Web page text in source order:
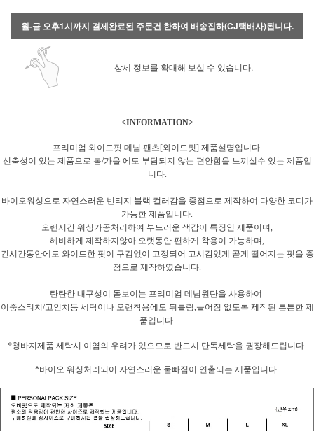
월-금 오후1시까지 결제완료된 주문건 한하여 배송집하(CJ택배사)됩니다.
상세 정보를 확대해 보실 수 있습니다.
<INFORMATION>
프리미엄 와이드핏 데님 팬츠[와이드핏] 제품설명입니다.
신축성이 있는 제품으로 봄/가을 에도 부담되지 않는 편안함을 느끼실수 있는 제품입
니다.
바이오워싱으로 자연스러운 빈티지 블랙 컬러감을 중점으로 제작하여 다양한 코디가
가능한 제품입니다.
오랜시간 워싱가공처리하여 부드러운 색감이 특징인 제품이며,
헤비하게 제작하지않아 오랫동안 편하게 착용이 가능하며,
긴시간동안에도 와이드한 핏이 구김없이 고정되어 고시감있게 곧게 떨어지는 핏을 중
점으로 제작하였습니다.
탄탄한 내구성이 돋보이는 프리미엄 데님원단을 사용하여
이중스티치/고인치등 세탁이나 오랜착용에도 뒤틀림,늘어짐 없도록 제작된 튼튼한 제
품입니다.
*청바지제품 세탁시 이염의 우려가 있으므로 반드시 단독세탁을 권장해드립니다.
*바이오 워싱처리되어 자연스러운 물빠짐이 연출되는 제품입니다.